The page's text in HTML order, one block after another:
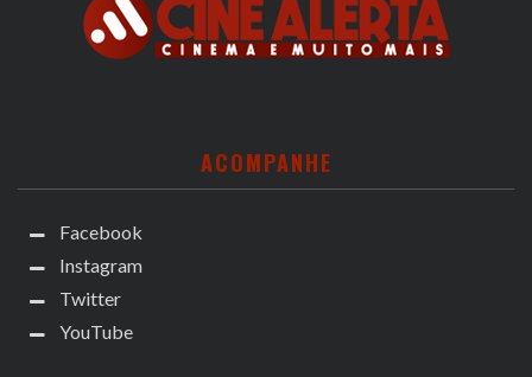
ACOMPANHE
Facebook
Instagram
Twitter
YouTube